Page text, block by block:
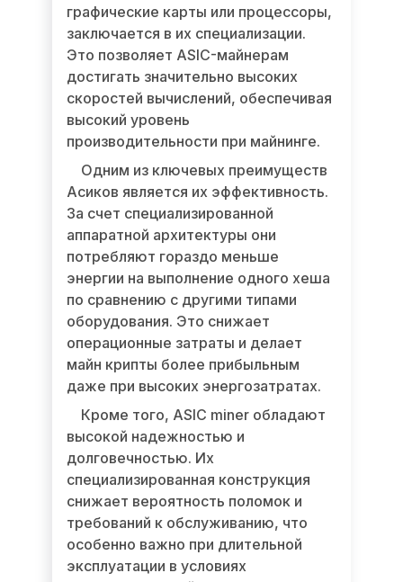
графические карты или процессоры,
заключается в их специализации.
Это позволяет ASIC-майнерам
достигать значительно высоких
скоростей вычислений, обеспечивая
высокий уровень
производительности при майнинге.
Одним из ключевых преимуществ
Асиков является их эффективность.
За счет специализированной
аппаратной архитектуры они
потребляют гораздо меньше
энергии на выполнение одного хеша
по сравнению с другими типами
оборудования. Это снижает
операционные затраты и делает
майн крипты более прибыльным
даже при высоких энергозатратах.
Кроме того, ASIC miner обладают
высокой надежностью и
долговечностью. Их
специализированная конструкция
снижает вероятность поломок и
требований к обслуживанию, что
особенно важно при длительной
эксплуатации в условиях